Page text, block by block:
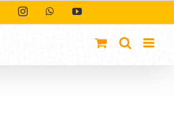
FacebookInstagramWhatsAppYouTube